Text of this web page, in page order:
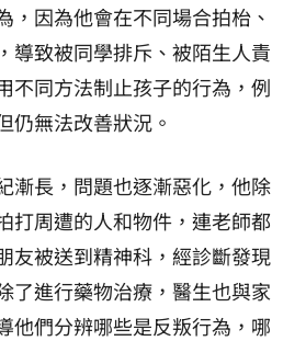
，因為他會在不同場合拍枱、
導致被同學排斥、被陌生人責
不同方法制止孩子的行為，例
仍無法改善狀況。
漸長，問題也逐漸惡化，他除
打周遭的人和物件，連老師都
友被送到精神科，經診斷發現
了進行藥物治療，醫生也與家
他們分辨哪些是反叛行為，哪